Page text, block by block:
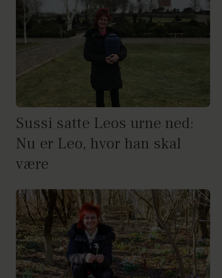
Sussi satte Leos urne ned:
Nu er Leo, hvor han skal
være